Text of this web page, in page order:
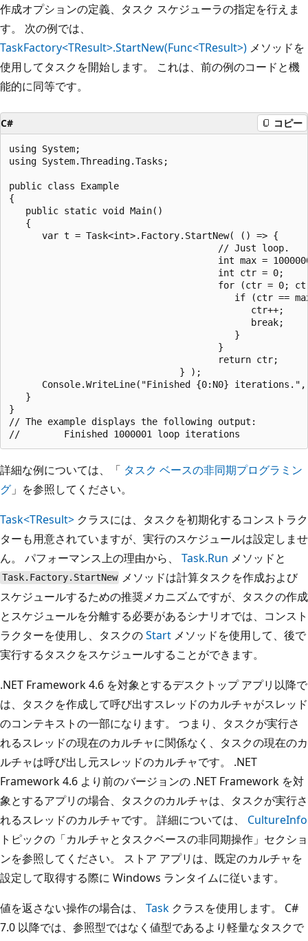
作成オプションの定義、タスク スケジューラの指定を行えま
す。 次の例では、
TaskFactory<TResult>.StartNew(Func<TResult>) メソッドを
使用してタスクを開始します。 これは、前の例のコードと機
能的に同等です。
C# コピー
using System;
using System.Threading.Tasks;
public class Example
{
   public static void Main()
   {
      var t = Task<int>.Factory.StartNew( () => {
                                      // Just loop.
int max =
                                      int ctr = 0;
for (ctr = 0;
if (ctr ==
                                            ctr++;
                                            break;
                                         }
                                      }
                                      return ctr;
                               } );
Console.WriteLine("Finished {0:N0}
   }
}
// The example displays the following output:
詳細な例については、「 タスク ベースの非同期プログラミン
グ 」を参照してください。
Task<TResult> クラスには、タスクを初期化するコンストラク
ターも用意されていますが、実行のスケジュールは設定しませ
ん。 パフォーマンス上の理由から、 Task.Run メソッドと
Task.Factory.StartNew メソッドは計算タスクを作成および
スケジュールするための推奨メカニズムですが、タスクの作成
とスケジュールを分離する必要があるシナリオでは、コンスト
ラクターを使用し、タスクのStart メソッドを使用して、後で
実行するタスクをスケジュールすることができます。
.NET Framework 4.6 を対象とするデスクトップ アプリ以降で
は、タスクを作成して呼び出すスレッドのカルチャがスレッド
のコンテキストの一部になります。 つまり、タスクが実行さ
れるスレッドの現在のカルチャに関係なく、タスクの現在のカ
ルチャは呼び出し元スレッドのカルチャです。 .NET
Framework 4.6 より前のバージョンの .NET Framework を対
象とするアプリの場合、タスクのカルチャは、タスクが実行さ
れるスレッドのカルチャです。 詳細については、 CultureInfo
トピックの「カルチャとタスクベースの非同期操作」セクショ
ンを参照してください。 ストア アプリは、既定のカルチャを
設定して取得する際に Windows ランタイムに従います。
値を返さない操作の場合は、 Task クラスを使用します。 C#
7.0 以降では、参照型ではなく値型であるより軽量なタスクで